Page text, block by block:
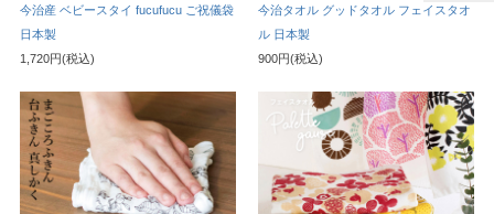
今治産 ベビースタイ fucufucu ご祝儀袋
日本製
1,720円(税込)
今治タオル グッドタオル フェイスタオ
ル 日本製
900円(税込)